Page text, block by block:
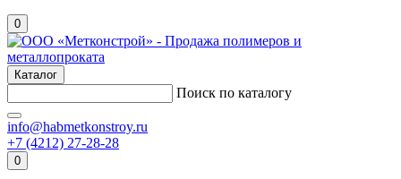
0
Каталог
Поиск по каталогу
info@habmetkonstroy.ru
+7 (4212) 27-28-28
0